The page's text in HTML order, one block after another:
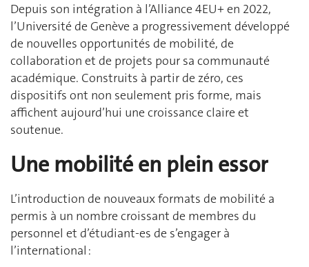
Depuis son intégration à l’Alliance 4EU+ en 2022,
l’Université de Genève a progressivement développé
de nouvelles opportunités de mobilité, de
collaboration et de projets pour sa communauté
académique. Construits à partir de zéro, ces
dispositifs ont non seulement pris forme, mais
affichent aujourd’hui une croissance claire et
soutenue.
Une mobilité en plein essor
L’introduction de nouveaux formats de mobilité a
permis à un nombre croissant de membres du
personnel et d’étudiant-es de s’engager à
l’international :